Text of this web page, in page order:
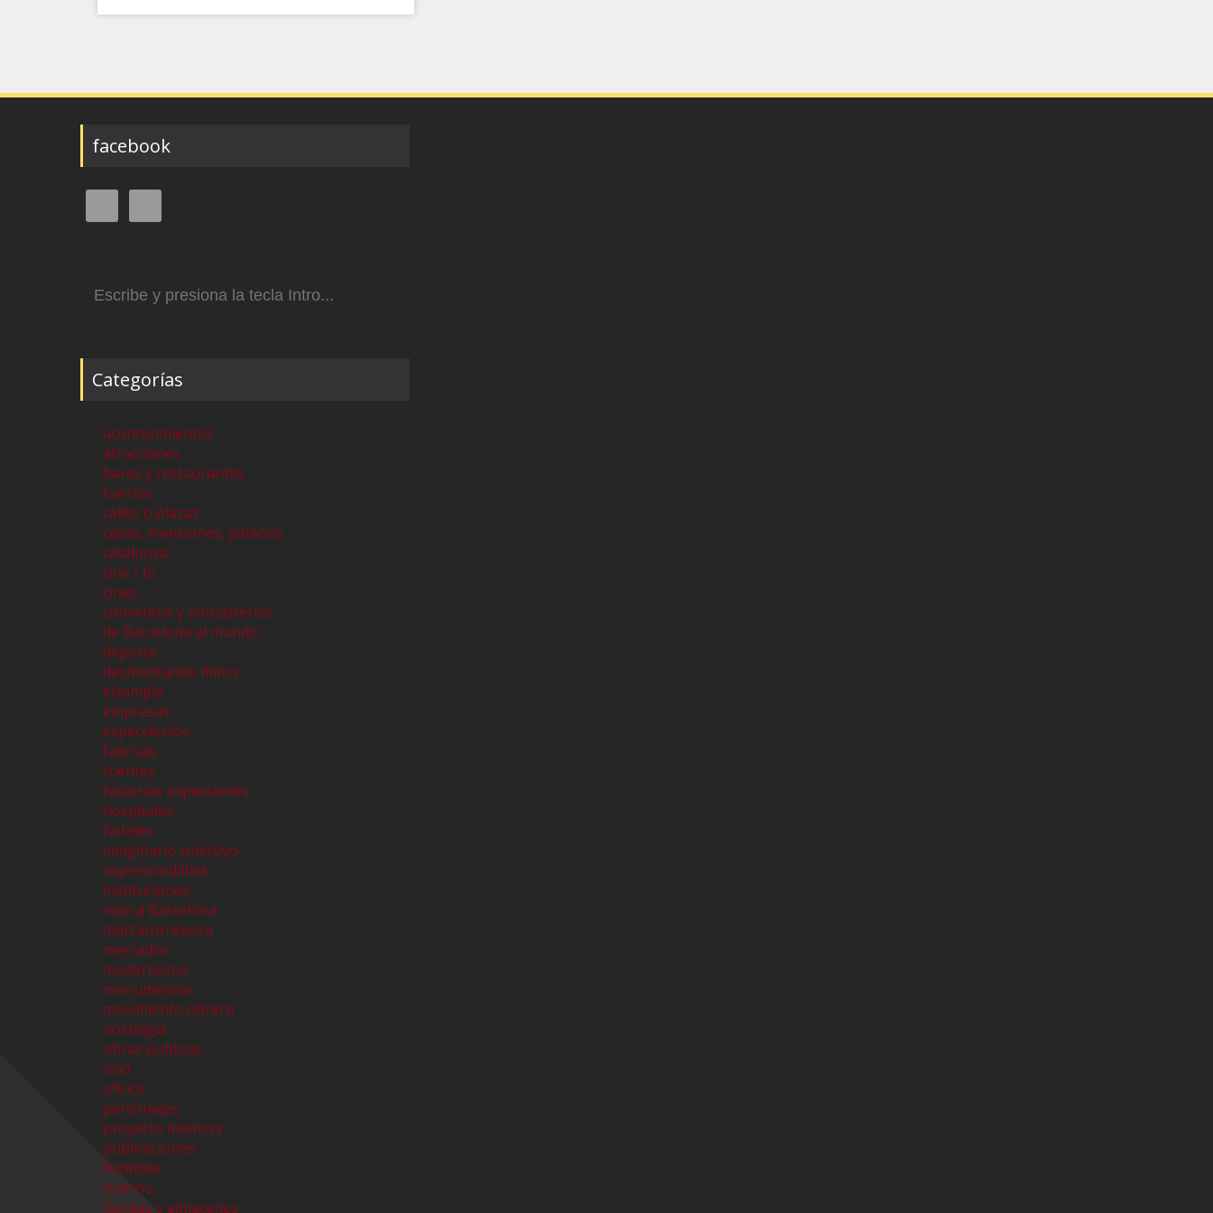
facebook
Categorías
acontecimientos
atracciones
bares y restaurantes
barrios
calles o plazas
casas, mansiones, palacios
catalunya
cine / tv
cines
conventos y monasterios
de Barcelona al mundo
deporte
desmontando mitos
eixample
empresas
espectáculos
fabricas
fuentes
historias impactantes
hospitales
hoteles
imaginario colectivo
imprescindibles
instituciones
marca Barcelona
marcaron época
mercados
modernismo
monumentos
movimiento obrero
nostalgia
obras publicas
ocio
oficios
personajes
proyecto memory
publicaciones
Ramblas
teatros,
tiendas y almacenes